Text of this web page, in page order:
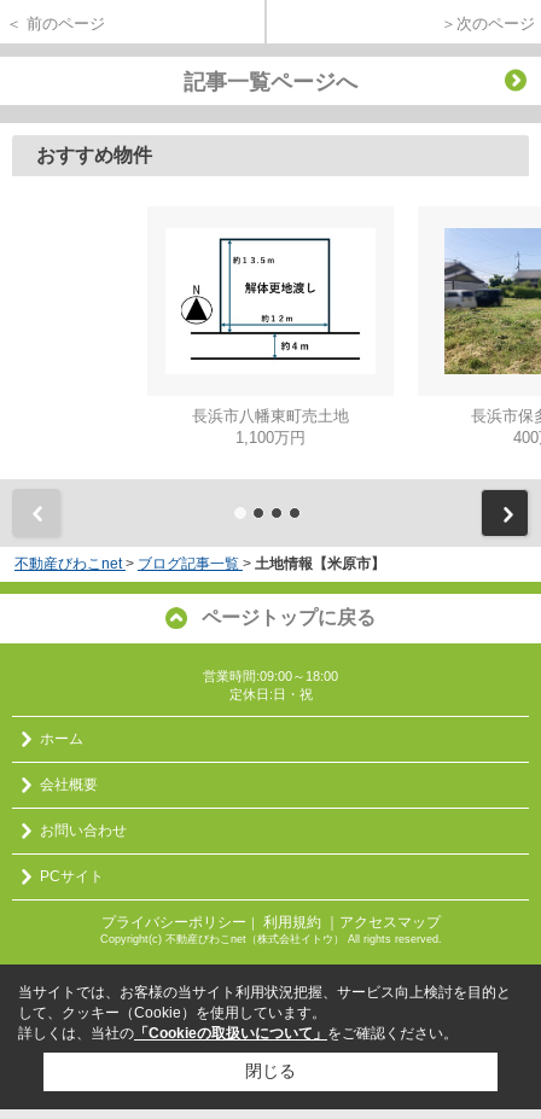
＜ 前のページ ＞次のページ
記事一覧ページへ
おすすめ物件
長浜市八幡東町売土地
1,100万円
長浜市保
不動産びわこnet > ブログ記事一覧 > 土地情報【米原市】
ページトップに戻る
営業時間:09:00～18:00
定休日:日・祝
ホーム
会社概要
お問い合わせ
PCサイト
プライバシーポリシー ｜ 利用規約 ｜アクセスマップ
Copyright(c) 不動産びわこnet（株式会社イトウ） All rights reserved.
当サイトでは、お客様の当サイト利用状況把握、サービス向上検討を目的と
して、クッキー（Cookie）を使用しています。
詳しくは、当社の 「Cookieの取扱いについて」 をご確認ください。
閉じる